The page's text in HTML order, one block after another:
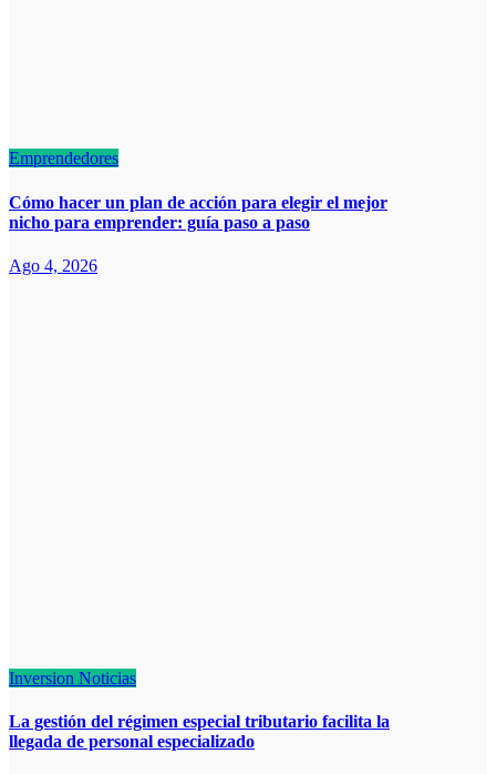
Emprendedores
Cómo hacer un plan de acción para elegir el mejor
nicho para emprender: guía paso a paso
Ago 4, 2026
Inversion Noticias
La gestión del régimen especial tributario facilita la
llegada de personal especializado